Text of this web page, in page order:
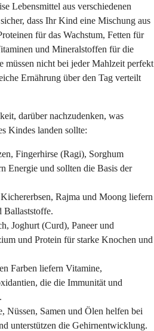
Lebensmittel aus verschiedenen
dass Ihr Kind eine Mischung aus
für das Wachstum, Fetten für
und Mineralstoffen für die
müssen nicht bei jeder Mahlzeit perfekt
Ernährung über den Tag verteilt
darüber nachzudenken, was
Kindes landen sollte:
Fingerhirse (Ragi), Sorghum
Energie und sollten die Basis der
Rajma und Moong liefern
Ballaststoffe.
Joghurt (Curd), Paneer und
und Protein für starke Knochen und
Farben liefern Vitamine,
die die Immunität und
Nüssen, Samen und Ölen helfen bei
unterstützen die Gehirnentwicklung.